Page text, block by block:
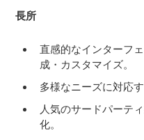
長所
直感的なインターフ
成・カスタマイズ。
多様なニーズに対応
人気のサードパーテ
化。